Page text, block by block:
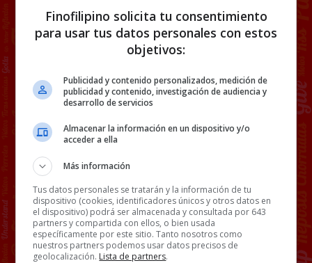
Finofilipino solicita tu consentimiento
para usar tus datos personales con estos
objetivos:
Publicidad y contenido personalizados, medición de
publicidad y contenido, investigación de audiencia y
desarrollo de servicios
Almacenar la información en un dispositivo y/o
acceder a ella
Más información
Tus datos personales se tratarán y la información de tu
dispositivo (cookies, identificadores únicos y otros datos en
el dispositivo) podrá ser almacenada y consultada por 643
partners y compartida con ellos, o bien usada
específicamente por este sitio. Tanto nosotros como
nuestros partners podemos usar datos precisos de
geolocalización. Lista de partners.